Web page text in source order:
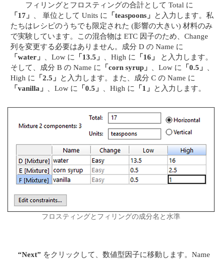
フィリングとフロスティングの合計として Total に
「17」
、 単位として Units に 「teaspoons」 と入力します。私
たちはレシピのうちでも限定された (影響の大きい) 材料のみ
で実験しています。この混合物は ETC 因子のため、Change
列を変更する必要はありません。成分 D の Name に
「water」
、Low に 「13.5」 、High に 「16」
と入力します。
そして、成分 B の Name に
「corn syrup」 、Low に 「0.5」
High に
「2.5」 と入力します。また、成分 C の Name に
「vanilla」
、Low に 「0.5」 、High に 「1」 と入力します。
フロスティングとフィリングの成分名と水準
“Next” をクリックして、数値型因子に移動します。Name